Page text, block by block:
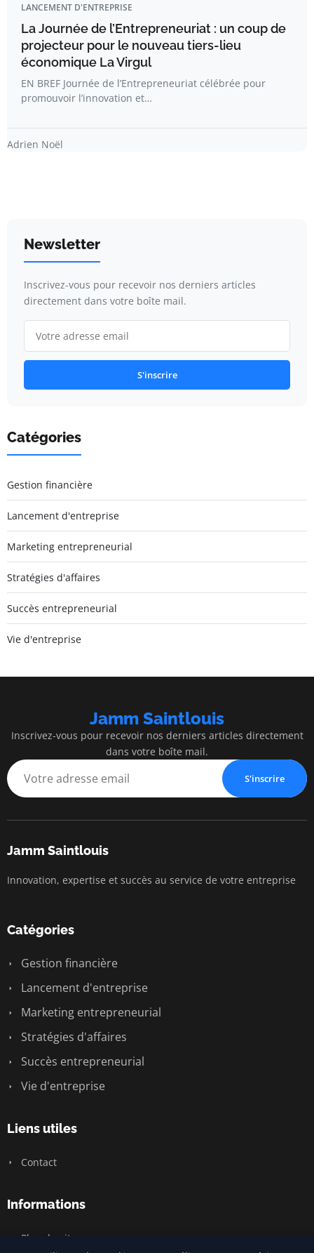
LANCEMENT D'ENTREPRISE
La Journée de l’Entrepreneuriat : un coup de
projecteur pour le nouveau tiers-lieu
économique La Virgul
EN BREF Journée de l’Entrepreneuriat célébrée pour
promouvoir l’innovation et…
Adrien Noël
Newsletter
Inscrivez-vous pour recevoir nos derniers articles
directement dans votre boîte mail.
S'inscrire
Catégories
Gestion financière
Lancement d'entreprise
Marketing entrepreneurial
Stratégies d'affaires
Succès entrepreneurial
Vie d'entreprise
Jamm Saintlouis
Inscrivez-vous pour recevoir nos derniers articles directement
dans votre boîte mail.
S'inscrire
Jamm Saintlouis
Innovation, expertise et succès au service de votre entreprise
Catégories
Gestion financière
Lancement d'entreprise
Marketing entrepreneurial
Stratégies d'affaires
Succès entrepreneurial
Vie d'entreprise
Liens utiles
Contact
Informations
Plan du site